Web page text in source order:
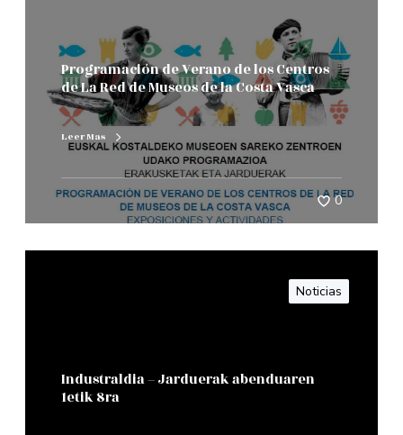
Programación de Verano de los Centros
de La Red de Museos de la Costa Vasca
Leer Mas
0
Noticias
Industraldia – Jarduerak abenduaren
1etik 8ra